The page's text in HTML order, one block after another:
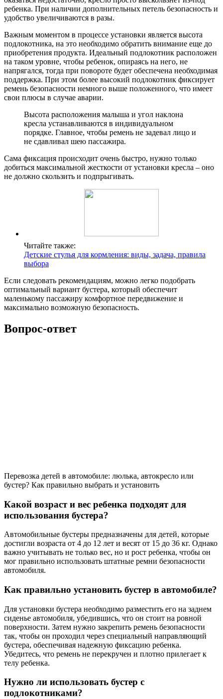
Самые простые варианты просто кладутся на сиденье, не
подразумевая никакой поддержки. Нижняя часть ремня в этом
случае будет проходить под подлокотниками, но в случае
резкого торможения или поворота такой фиксации может
оказаться недостаточно, кресло просто выскользнет из-под
ребенка. При наличии дополнительных петель безопасность и
удобство увеличиваются в разы.
Важным моментом в процессе установки является высота
подлокотника, на это необходимо обратить внимание еще до
приобретения продукта. Идеальный подлокотник расположен
на таком уровне, чтобы ребенок, опираясь на него, не
напрягался, тогда при повороте будет обеспечена необходимая
поддержка. При этом более высокий подлокотник фиксирует
ремень безопасности немного выше положенного, что имеет
свои плюсы в случае аварии.
Высота расположения малыша и угол наклона
кресла устанавливаются в индивидуальном
порядке. Главное, чтобы ремень не задевал лицо и
не сдавливал шею пассажира.
Сама фиксация происходит очень быстро, нужно только
Читайте также:
Детские стулья для кормления: виды, задача, правила
выбора
оптимальный вариант бустера, который обеспечит
Перевозка детей в автомобиле: люлька, автокресло или
Какой возраст и вес ребенка подходят для
использования бустера?
Автомобильные бустеры предназначены для детей, которые
важно учитывать не только вес, но и рост ребенка, чтобы он
автомобиля.
Как правильно установить бустер в автомобиле?
Для установки бустера необходимо разместить его на заднем
сиденье автомобиля, убедившись, что он стоит на ровной
поверхности. Затем нужно закрепить ремень безопасности
бустера, обеспечивая надежную фиксацию ребенка.
Убедитесь, что ремень не перекручен и плотно прилегает к